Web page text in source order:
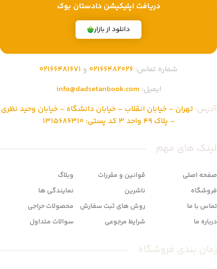
دریافت اپلیکیشن دادستان بوک
دانلود از بازار
شماره تماس: 02166482026 و 02166481671
ایمیل: info@dadsetanbook.com
آدرس: تهران – خیابان انقلاب – خیابان دانشگاه – خیابان وحید نظری
– پلاک 49 واحد 3 کد پستی: 1315686310
لینک های مهم
صفحه اصلی
فروشگاه
تماس با ما
درباره ما
قوانین و مقررات
ناشرین
روش های ثبت سفارش
شرایط مرجوعی
وبلاگ
نمایندگی ها
محصولات حراجی
سوالات متداول
زمان بندی فروشگاه